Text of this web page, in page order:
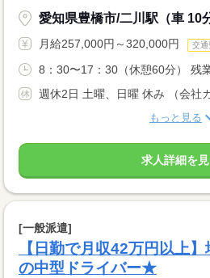
愛知県豊橋市/二川駅（車 10
月給257,000円～320,000円 交通
8：30〜17：30（休憩60分） 残
週休2日 土曜、日曜 休み （会社
もっと見る
求人詳細を
[一般派遣]
【日勤で月収42万円以上
の中型ドライバー★